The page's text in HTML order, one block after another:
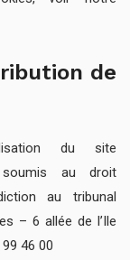
de
du site
au droit
au tribunal
– 6 allée de l’Ile
46 00